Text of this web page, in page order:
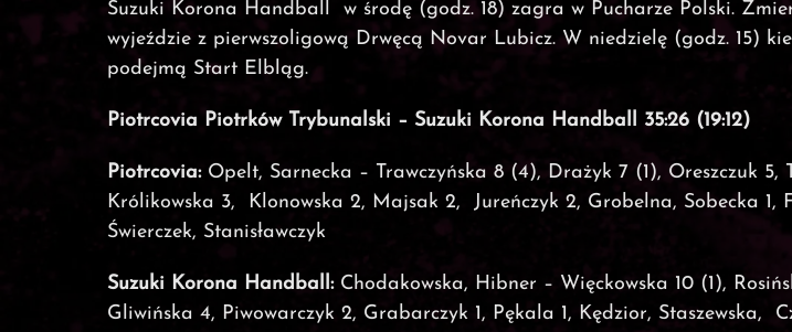
Suzuki Korona Handball w środę (godz. 18) zagra w Pucharze Polski.
wyjeździe z pierwszoligową Drwęcą Novar Lubicz. W niedzielę (godz. 15)
podejmą Start Elbląg.
Piotrcovia Piotrków Trybunalski – Suzuki Korona Handball 35:26 (19:12)
Piotrcovia:Opelt, Sarnecka – Trawczyńska 8 (4), Drażyk 7 (1), Oreszczuk 5,
Królikowska 3, Klonowska 2, Majsak 2, Jureńczyk 2, Grobelna, Sobecka 1,
Świerczek, Stanisławczyk
Suzuki Korona Handball:Chodakowska, Hibner – Więckowska 10 (1),
Gliwińska 4, Piwowarczyk 2, Grabarczyk 1, Pękala 1, Kędzior, Staszewska,